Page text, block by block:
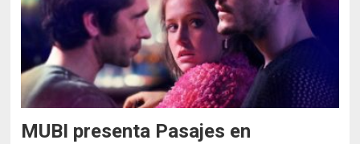
MUBI presenta Pasajes en